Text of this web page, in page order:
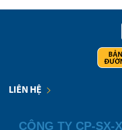
LIÊN HỆ
CÔNG TY CP-SX-